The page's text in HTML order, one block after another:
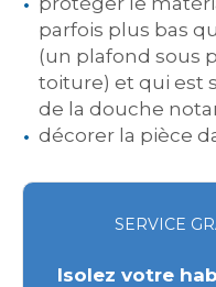
parfois plus bas
(un plafond sous
toiture) et qui est
de la douche
décorer la pièce
SERVICE
Isolez votre